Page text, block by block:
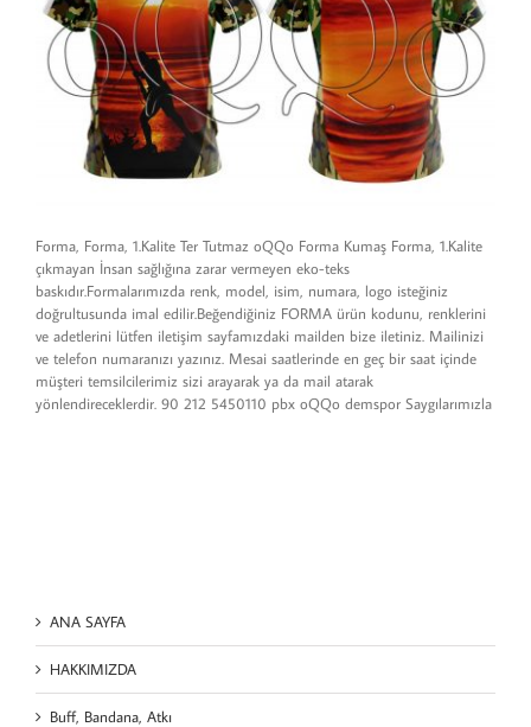
Forma, Forma, 1.Kalite Ter Tutmaz oQQo Forma Kumaş Forma, 1.Kalite
çıkmayan İnsan sağlığına zarar vermeyen eko-teks
baskıdır.Formalarımızda renk, model, isim, numara, logo isteğiniz
doğrultusunda imal edilir.Beğendiğiniz FORMA ürün kodunu, renklerini
ve adetlerini lütfen iletişim sayfamızdaki mailden bize iletiniz. Mailinizi
ve telefon numaranızı yazınız. Mesai saatlerinde en geç bir saat içinde
müşteri temsilcilerimiz sizi arayarak ya da mail atarak
yönlendireceklerdir. 90 212 5450110 pbx oQQo demspor Saygılarımızla
ANA SAYFA
HAKKIMIZDA
Buff, Bandana, Atkı